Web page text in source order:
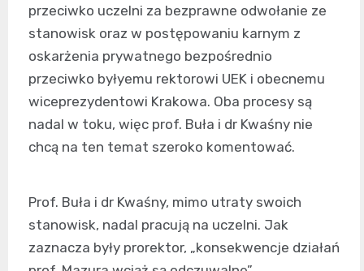
przeciwko uczelni za bezprawne odwołanie ze
stanowisk oraz w postępowaniu karnym z
oskarżenia prywatnego bezpośrednio
przeciwko byłyemu rektorowi UEK i obecnemu
wiceprezydentowi Krakowa. Oba procesy są
nadal w toku, więc prof. Buła i dr Kwaśny nie
chcą na ten temat szeroko komentować.
Prof. Buła i dr Kwaśny, mimo utraty swoich
stanowisk, nadal pracują na uczelni. Jak
zaznacza były prorektor, „konsekwencje działań